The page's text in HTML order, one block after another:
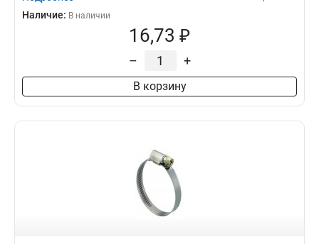
Наличие: В наличии
16,73 ₽
– +
В корзину